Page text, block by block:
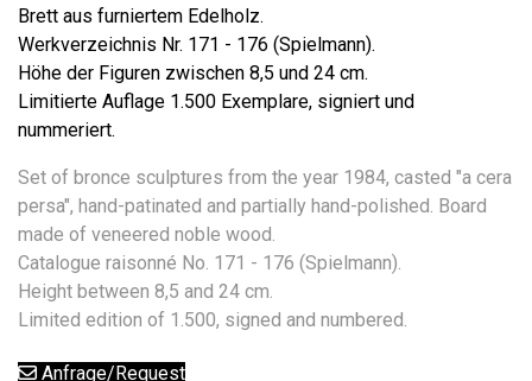
Brett aus furniertem Edelholz.
Werkverzeichnis Nr. 171 - 176 (Spielmann).
Höhe der Figuren zwischen 8,5 und 24 cm.
Limitierte Auflage 1.500 Exemplare, signiert und
nummeriert.
Set of bronce sculptures from the year 1984, casted "a cera
persa", hand-patinated and partially hand-polished. Board
made of veneered noble wood.
Catalogue raisonné No. 171 - 176 (Spielmann).
Height between 8,5 and 24 cm.
Limited edition of 1.500, signed and numbered.
Anfrage/Request